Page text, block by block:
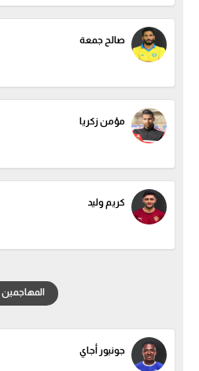
أمريكا
ركن الألعاب
أقسام خاصة
ميركاتو
تحقيق في الجول
كويز في الجول
صالح جمعة
مؤمن زكريا
كريم وليد
المهاجمين
جونيور أجاي